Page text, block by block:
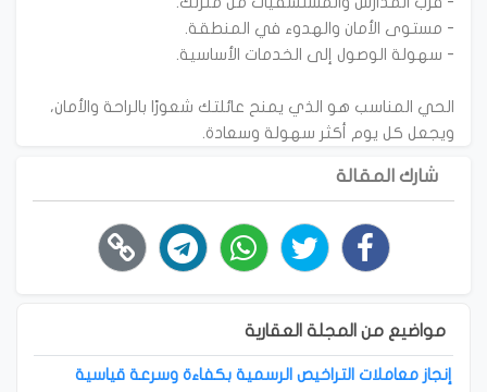
الحي المناسب هو الذي يمنح عائلتك شعورًا بالراحة والأمان،
ويجعل كل يوم أكثر سهولة وسعادة.
شارك المقالة
مواضيع من المجلة العقارية
إنجاز معاملات التراخيص الرسمية بكفاءة وسرعة قياسية